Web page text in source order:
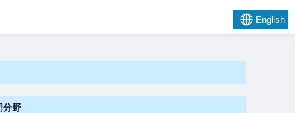
English
分野